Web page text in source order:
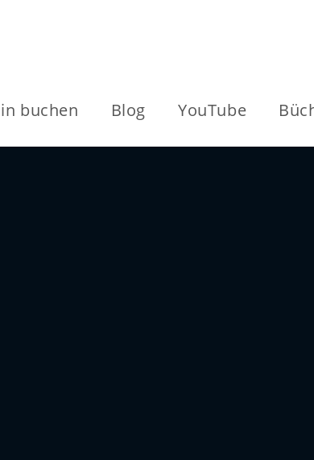
buchen Blog YouTube